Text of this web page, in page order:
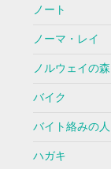
ノート
ノーマ・レイ
ノルウェイの森
バイク
バイト絡みの人
ハガキ